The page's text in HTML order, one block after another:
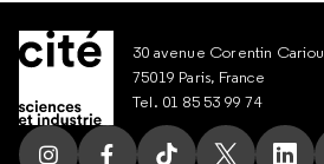
30 avenue Corentin Cariou
75019 Paris, France
Tel. 01 85 53 99 74